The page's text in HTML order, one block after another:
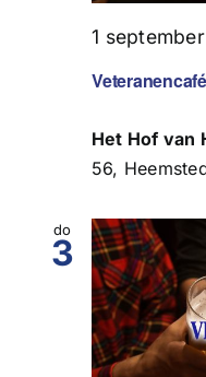
1
Het Hof van
56,
do
3